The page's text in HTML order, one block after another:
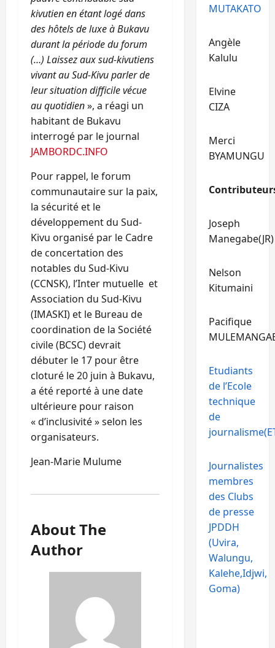
kivutien en étant logé dans
des hôtels de luxe à Bukavu
durant la période du forum
(…) Laissez aux sud-kivutiens
vivant au Sud-Kivu parler de
leur situation difficile vécue
au quotidien», a réagi un
habitant de Bukavu
interrogé par le journal
JAMBORDC.INFO
Pour rappel, le forum
communautaire sur la paix,
la sécurité et le
développement du Sud-
Kivu organisé par le Cadre
de concertation des
notables du Sud-Kivu
(CCNSK), l’Inter mutuelle et
Association du Sud-Kivu
(IMASKI) et le Bureau de
coordination de la Société
civile (BCSC) devrait
débuter le 17 pour être
cloturé le 20 juin à Bukavu,
a été reporté à une date
ultérieure pour raison
« d’inclusivité » selon les
organisateurs.
Jean-Marie Mulume
About The
Author
MUTAKATO
Angèle
Kalulu
Elvine
CIZA
Merci
BYAMUNGU
Joseph
Manegabe(JR)
Nelson
Kitumaini
Pacifique
Etudiants
de l’Ecole
technique
de
Journalistes
membres
des Clubs
de presse
JPDDH
(Uvira,
Walungu,
Kalehe,Idjwi,
Goma)